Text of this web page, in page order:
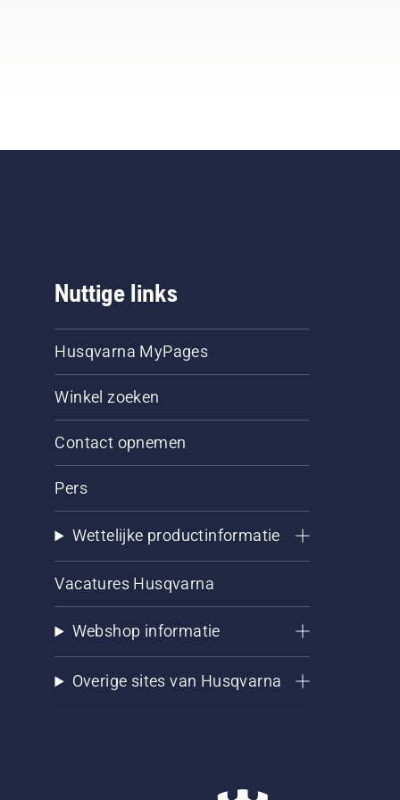
Nuttige links
Husqvarna MyPages
Winkel zoeken
Contact opnemen
Pers
Wettelijke productinformatie
Vacatures Husqvarna
Webshop informatie
Overige sites van Husqvarna